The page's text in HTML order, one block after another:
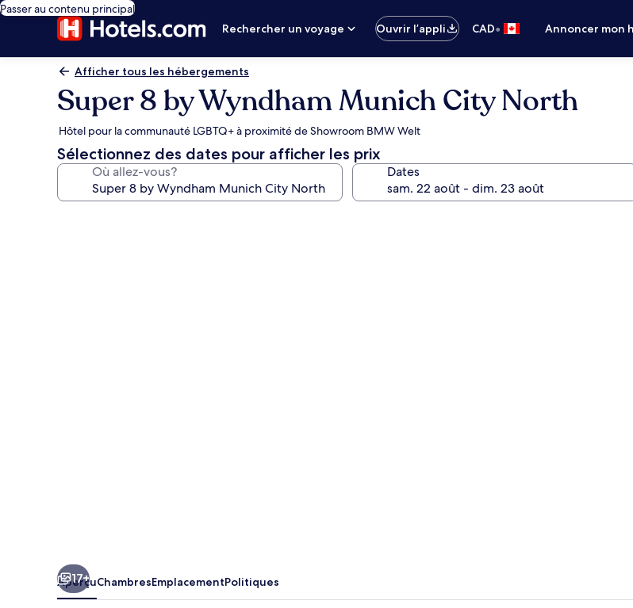
Passer au contenu principal
Rechercher un voyage
Ouvrir l’appli CAD• Annoncer mon
Afficher tous les hébergements
Super 8 by Wyndham Munich City North
Hôtel pour la communauté LGBTQ+ à proximité de Showroom BMW Welt
Sélectionnez des dates pour afficher les prix
Où allez-vous? Dates
17+
AperçuChambresEmplacementPolitiques